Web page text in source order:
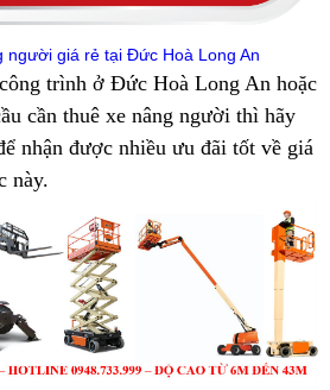
người giá rẻ tại Đức Hoà Long An
trình ở Đức Hoà Long An hoặc
cần thuê xe nâng người thì hãy
nhận được nhiều ưu đãi tốt về giá
này.